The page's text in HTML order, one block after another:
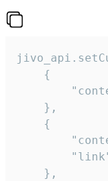
    {
    },
    {
    },